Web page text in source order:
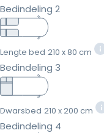
Bedindeling 2
Lengte bed 210 x 80 cm
Bedindeling 3
Dwarsbed 210 x 200 cm
Bedindeling 4